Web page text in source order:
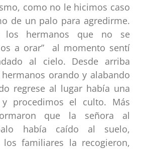
como no le hicimos caso
de un palo para agredirme.
hermanos que no se
a orar” al momento sentí
al cielo. Desde arriba
orando y alabando
regrese al lugar había una
procedimos el culto. Más
que la señora al
había caído al suelo,
los familiares la recogieron,